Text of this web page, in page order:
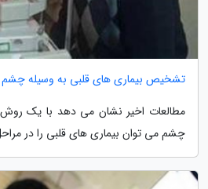
تشخیص بیماری های قلبی به وسیله چشم
مطالعات اخیر نشان می دهد با یک روش
چشم می توان بیماری های قلبی را در